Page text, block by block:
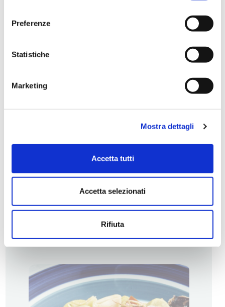
Preferenze
Statistiche
Marketing
Mostra dettagli
Accetta tutti
Accetta selezionati
Rifiuta
Lascia la tua recensione
Submit Review
Ti potrebbero interessare
altre ricette